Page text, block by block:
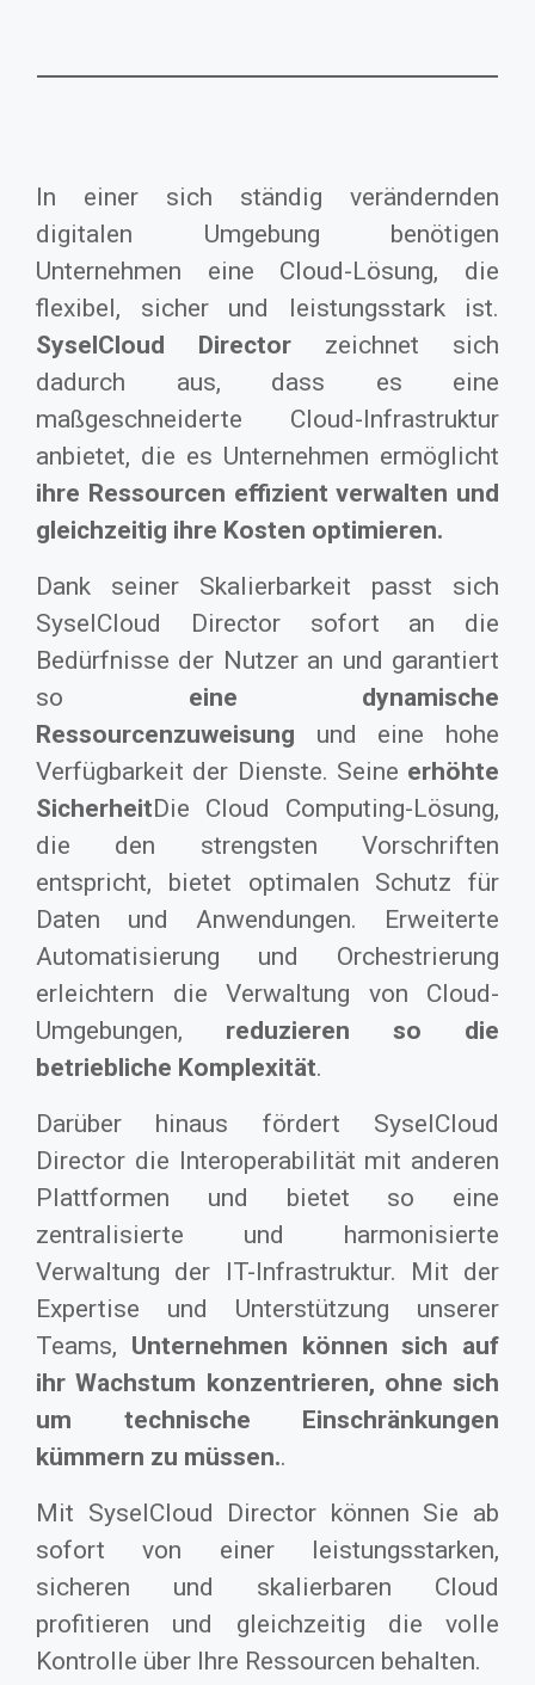
In einer sich ständig verändernden
digitalen Umgebung benötigen
Unternehmen eine Cloud-Lösung, die
flexibel, sicher und leistungsstark ist.
SyselCloud Director zeichnet sich
dadurch aus, dass es eine
maßgeschneiderte Cloud-Infrastruktur
anbietet, die es Unternehmen ermöglicht
ihre Ressourcen effizient verwalten und
gleichzeitig ihre Kosten optimieren.
Dank seiner Skalierbarkeit passt sich
SyselCloud Director sofort an die
Bedürfnisse der Nutzer an und garantiert
so eine dynamische
Ressourcenzuweisung und eine hohe
Verfügbarkeit der Dienste. Seine erhöhte
SicherheitDie Cloud Computing-Lösung,
die den strengsten Vorschriften
entspricht, bietet optimalen Schutz für
Daten und Anwendungen. Erweiterte
Automatisierung und Orchestrierung
erleichtern die Verwaltung von Cloud-
Umgebungen, reduzieren so die
betriebliche Komplexität.
Darüber hinaus fördert SyselCloud
Director die Interoperabilität mit anderen
Plattformen und bietet so eine
zentralisierte und harmonisierte
Verwaltung der IT-Infrastruktur. Mit der
Expertise und Unterstützung unserer
Teams, Unternehmen können sich auf
ihr Wachstum konzentrieren, ohne sich
um technische Einschränkungen
kümmern zu müssen..
Mit SyselCloud Director können Sie ab
sofort von einer leistungsstarken,
sicheren und skalierbaren Cloud
profitieren und gleichzeitig die volle
Kontrolle über Ihre Ressourcen behalten.